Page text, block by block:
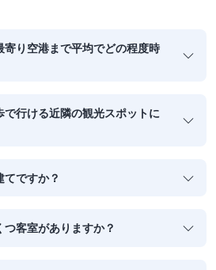
寄り空港まで平均でどの程度時
で行ける近隣の観光スポットに
てですか？
つ客室がありますか？